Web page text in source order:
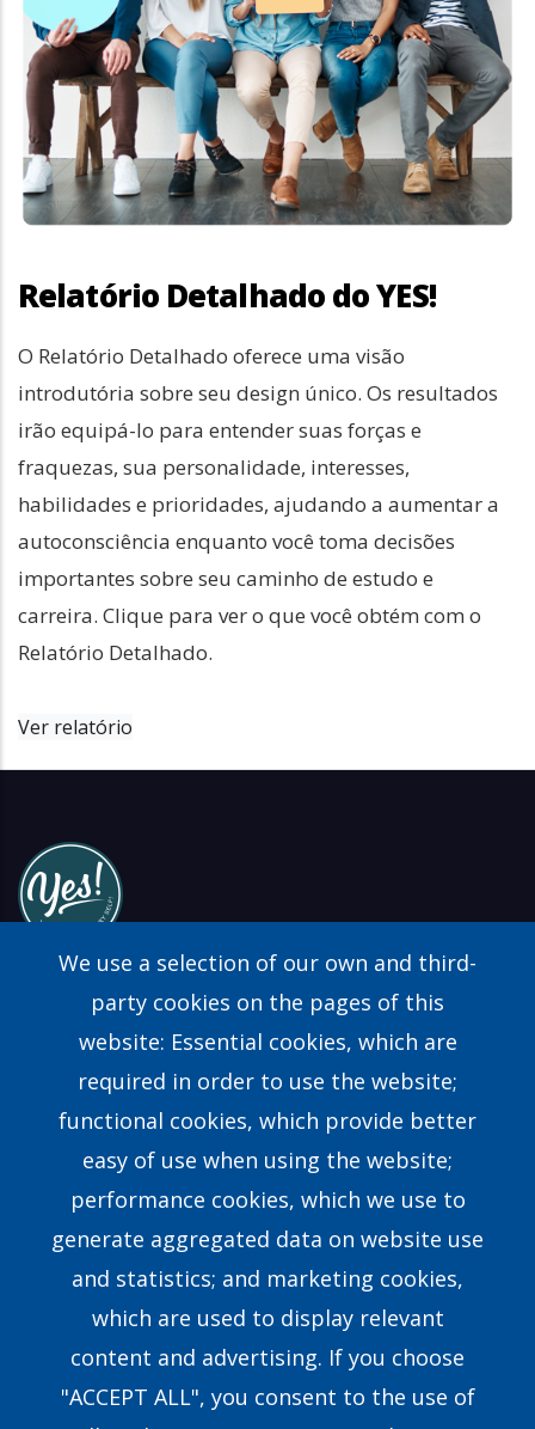
Relatório Detalhado do YES!
O Relatório Detalhado oferece uma visão
introdutória sobre seu design único. Os resultados
irão equipá-lo para entender suas forças e
fraquezas, sua personalidade, interesses,
habilidades e prioridades, ajudando a aumentar a
autoconsciência enquanto você toma decisões
importantes sobre seu caminho de estudo e
carreira. Clique para ver o que você obtém com o
Relatório Detalhado.
Ver relatório
Find a Consultant
FAQs
Contact Us
Our Story
Our Team
Research & Development
We use a selection of our own and third-
party cookies on the pages of this
website: Essential cookies, which are
required in order to use the website;
functional cookies, which provide better
easy of use when using the website;
performance cookies, which we use to
generate aggregated data on website use
and statistics; and marketing cookies,
which are used to display relevant
content and advertising. If you choose
"ACCEPT ALL", you consent to the use of